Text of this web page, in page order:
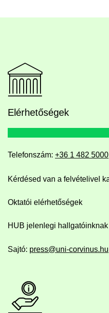
Elérhetőségek
Telefonszám: +36 1 482 5000
Kérdésed van a felvételivel
Oktatói elérhetőségek
HUB jelenlegi hallgatóinknak
Sajtó: press@uni-corvinus.hu